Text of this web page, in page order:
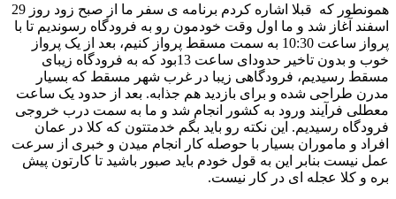
همونطور که قبلا اشاره کردم برنامه ی سفر ما از صبح زود روز 29
اسفند آغاز شد و ما اول وقت خودمون رو به فرودگاه رسوندیم تا با
پرواز ساعت 10:30 به سمت مسقط پرواز کنیم، بعد از یک پرواز
خوب و بدون تاخیر حدودای ساعت 13بود که به فرودگاه زیبای
مسقط رسیدیم، فرودگاهی زیبا در غرب شهر مسقط که بسیار
مدرن طراحی شده و برای بازدید هم جذابه. بعد از حدود یک ساعت
معطلی فرآیند ورود به کشور انجام شد و ما به سمت درب خروجی
فرودگاه رسیدیم. این نکته رو باید بگم خدمتتون که کلا در عمان
افراد و ماموران بسیار با حوصله کار انجام میدن و خبری از سرعت
عمل نیست بنابر این به قول خودم باید صبور باشید تا کارتون پیش
بره و کلا عجله ای در کار نیست.